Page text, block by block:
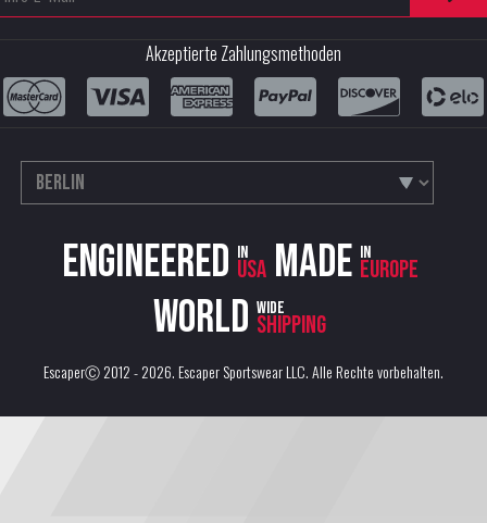
Akzeptierte Zahlungsmethoden
Engineered in
USA Made in
Europe
World wide
shipping
EscaperⒸ 2012 - 2026.Escaper Sportswear LLC. Alle Rechte vorbehalten.